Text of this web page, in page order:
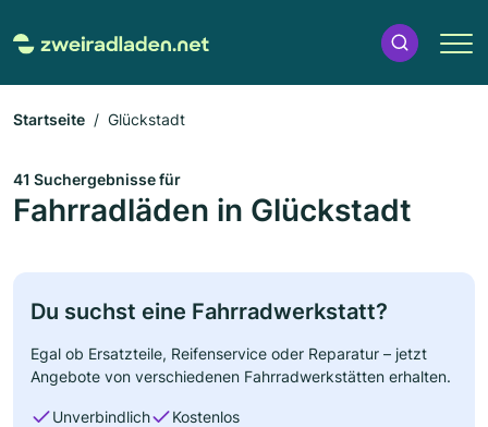
Startseite Glückstadt
41 Suchergebnisse für
Fahrradläden in Glückstadt
Du suchst eine Fahrradwerkstatt?
Egal ob Ersatzteile, Reifenservice oder Reparatur – jetzt
Angebote von verschiedenen Fahrradwerkstätten erhalten.
Unverbindlich Kostenlos